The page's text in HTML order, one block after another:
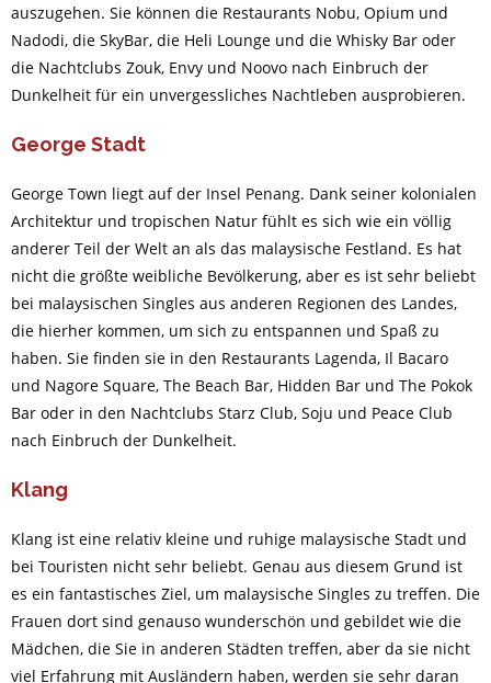
auszugehen. Sie können die Restaurants Nobu, Opium und
Nadodi, die SkyBar, die Heli Lounge und die Whisky Bar oder
die Nachtclubs Zouk, Envy und Noovo nach Einbruch der
Dunkelheit für ein unvergessliches Nachtleben ausprobieren.
George Stadt
George Town liegt auf der Insel Penang. Dank seiner kolonialen
Architektur und tropischen Natur fühlt es sich wie ein völlig
anderer Teil der Welt an als das malaysische Festland. Es hat
nicht die größte weibliche Bevölkerung, aber es ist sehr beliebt
bei malaysischen Singles aus anderen Regionen des Landes,
die hierher kommen, um sich zu entspannen und Spaß zu
haben. Sie finden sie in den Restaurants Lagenda, Il Bacaro
und Nagore Square, The Beach Bar, Hidden Bar und The Pokok
Bar oder in den Nachtclubs Starz Club, Soju und Peace Club
nach Einbruch der Dunkelheit.
Klang
Klang ist eine relativ kleine und ruhige malaysische Stadt und
bei Touristen nicht sehr beliebt. Genau aus diesem Grund ist
es ein fantastisches Ziel, um malaysische Singles zu treffen. Die
Frauen dort sind genauso wunderschön und gebildet wie die
Mädchen, die Sie in anderen Städten treffen, aber da sie nicht
viel Erfahrung mit Ausländern haben, werden sie sehr daran